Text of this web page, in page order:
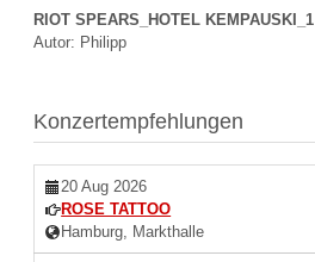
RIOT SPEARS_HOTEL KEMPAUSKI_1
Autor: Philipp
Konzertempfehlungen
20 Aug 2026
ROSE TATTOO
Hamburg, Markthalle